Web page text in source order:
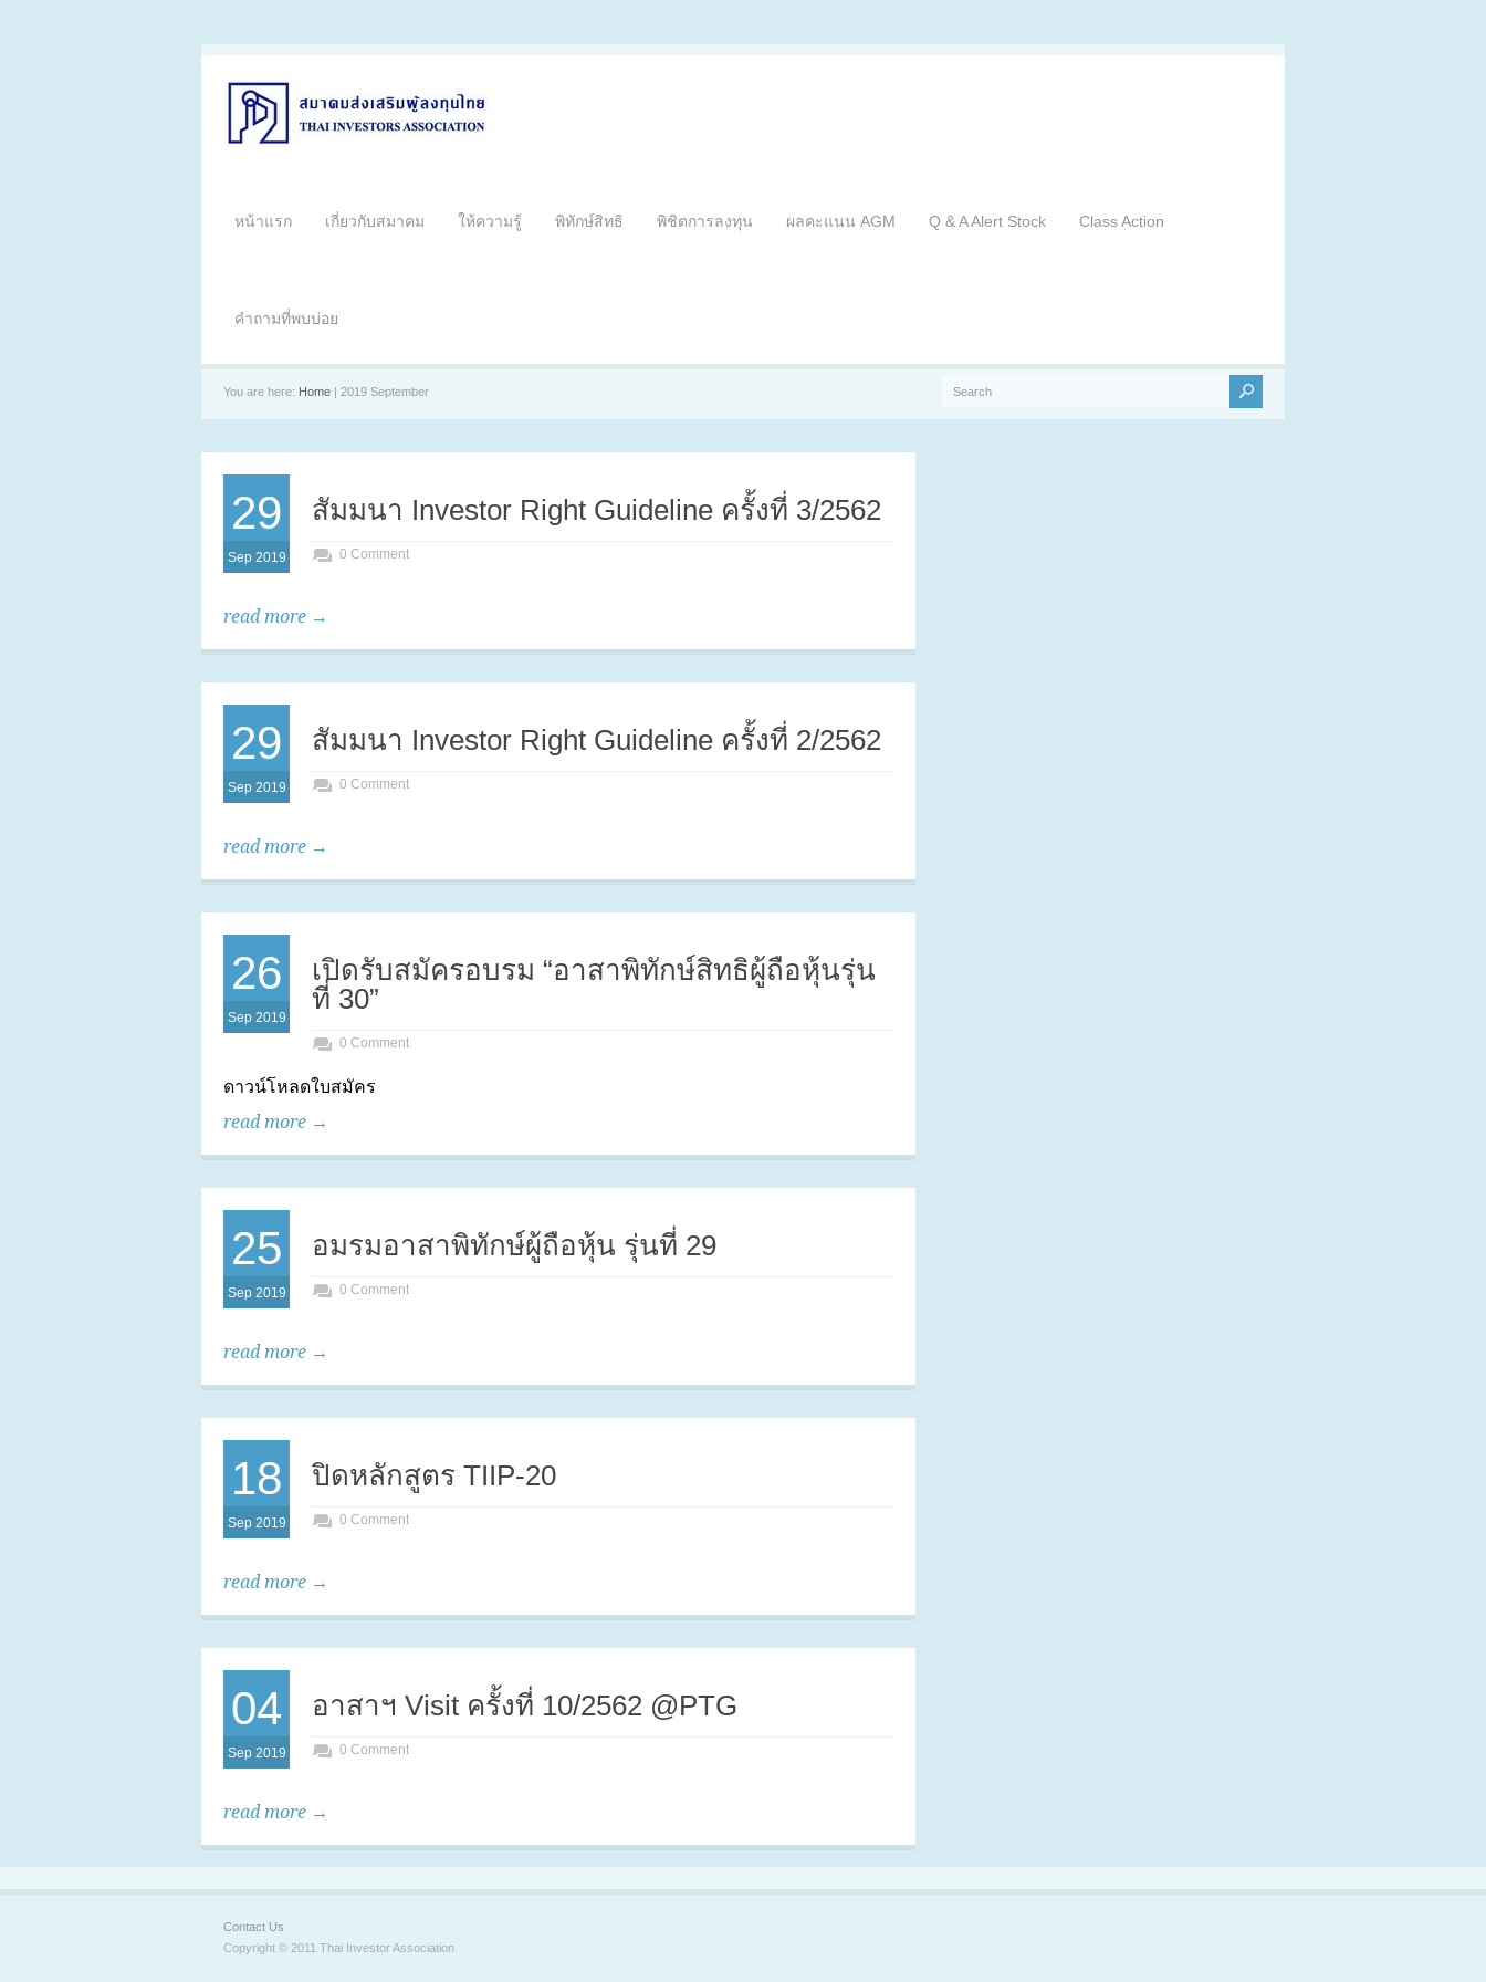
หน้าแรก เกี่ยวกับสมาคม ให้ความรู้ พิทักษ์สิทธิ พิชิตการลงทุน ผลคะแนน AGM Q & A Alert Stock Class Action
คำถามที่พบบ่อย
You are here: Home | 2019 September
29
Sep 2019
สัมมนา Investor Right Guideline ครั้งที่ 3/2562
0 Comment
read more →
29
Sep 2019
สัมมนา Investor Right Guideline ครั้งที่ 2/2562
0 Comment
read more →
26
Sep 2019
เปิดรับสมัครอบรม “อาสาพิทักษ์สิทธิผู้ถือหุ้นรุ่น
ที่ 30”
0 Comment
ดาวน์โหลดใบสมัคร
read more →
25
Sep 2019
อมรมอาสาพิทักษ์ผู้ถือหุ้น รุ่นที่ 29
0 Comment
read more →
18
Sep 2019
ปิดหลักสูตร TIIP-20
0 Comment
read more →
04
Sep 2019
อาสาฯ Visit ครั้งที่ 10/2562 @PTG
0 Comment
read more →
Contact Us
Copyright © 2011 Thai Investor Association